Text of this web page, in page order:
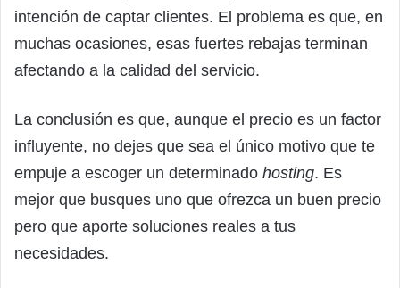
intención de captar clientes. El problema es que, en
muchas ocasiones, esas fuertes rebajas terminan
afectando a la calidad del servicio.
La conclusión es que, aunque el precio es un factor
influyente, no dejes que sea el único motivo que te
empuje a escoger un determinado hosting. Es
mejor que busques uno que ofrezca un buen precio
pero que aporte soluciones reales a tus
necesidades.